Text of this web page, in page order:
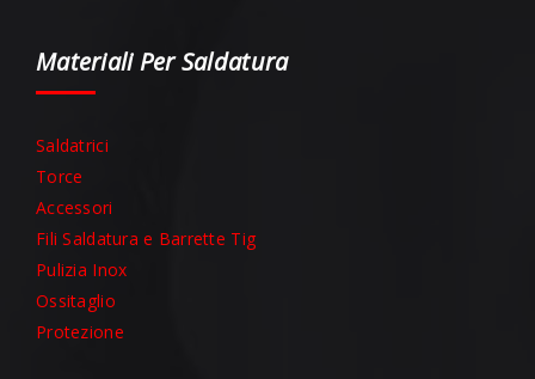
Materiali Per Saldatura
Saldatrici
Torce
Accessori
Fili Saldatura e Barrette Tig
Pulizia Inox
Ossitaglio
Protezione